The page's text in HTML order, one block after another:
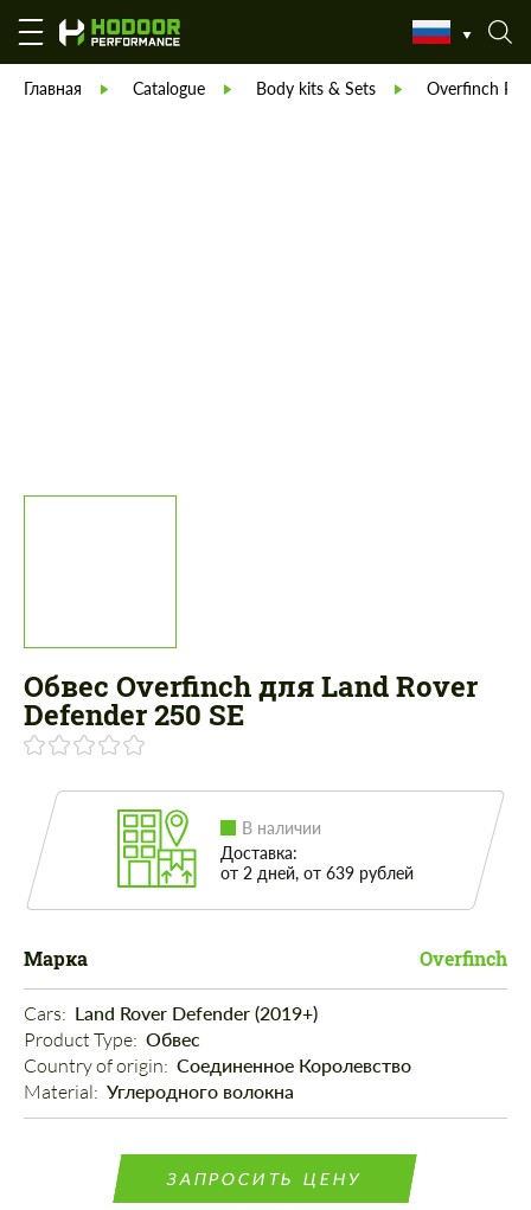
Главная Catalogue Body kits & Sets Overfinch
Обвес Overfinch для Land Rover
Defender 250 SE
В наличии
Доставка:
от 2 дней, от 639 рублей
Марка Overfinch
Cars: Land Rover Defender (2019+)
Product Type: Обвес
Country of origin: Соединенное Королевство
Material: Углеродного волокна
ЗАПРОСИТЬ ЦЕНУ